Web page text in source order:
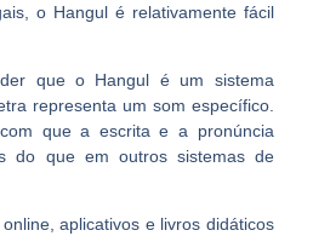
o Hangul é relativamente fácil
que o Hangul é um sistema
representa um som específico.
que a escrita e a pronúncia
do que em outros sistemas de
aplicativos e livros didáticos